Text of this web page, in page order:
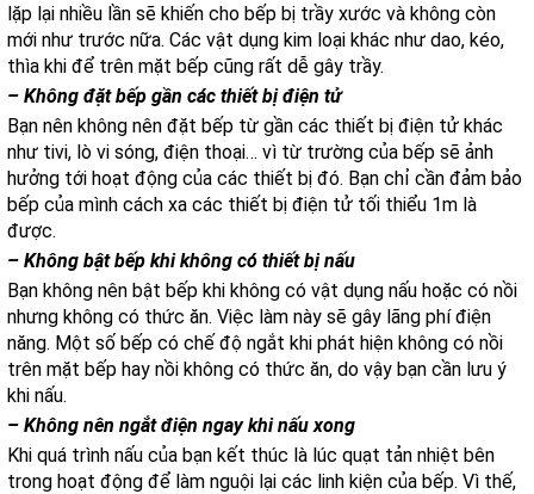
lặp lại nhiều lần sẽ khiến cho bếp bị trầy xước và không còn
mới như trước nữa. Các vật dụng kim loại khác như dao, kéo,
thìa khi để trên mặt bếp cũng rất dễ gây trầy.
– Không đặt bếp gần các thiết bị điện tử
Bạn nên không nên đặt bếp từ gần các thiết bị điện tử khác
như tivi, lò vi sóng, điện thoại… vì từ trường của bếp sẽ ảnh
hưởng tới hoạt động của các thiết bị đó. Bạn chỉ cần đảm bảo
bếp của mình cách xa các thiết bị điện tử tối thiểu 1m là
được.
– Không bật bếp khi không có thiết bị nấu
Bạn không nên bật bếp khi không có vật dụng nấu hoặc có nồi
nhưng không có thức ăn. Việc làm này sẽ gây lãng phí điện
năng. Một số bếp có chế độ ngắt khi phát hiện không có nồi
trên mặt bếp hay nồi không có thức ăn, do vậy bạn cần lưu ý
khi nấu.
– Không nên ngắt điện ngay khi nấu xong
Khi quá trình nấu của bạn kết thúc là lúc quạt tản nhiệt bên
trong hoạt động để làm nguội lại các linh kiện của bếp. Vì thế,